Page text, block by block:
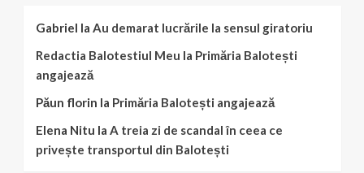
Gabriel la Au demarat lucrările la sensul giratoriu
Redactia Balotestiul Meu la Primăria Balotești
angajează
Păun florin la Primăria Balotești angajează
Elena Nitu la A treia zi de scandal în ceea ce
privește transportul din Balotești